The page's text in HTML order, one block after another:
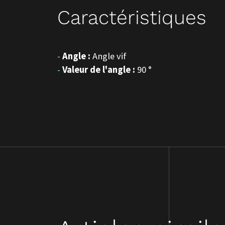
Caractéristiques
Angle : Angle vif
Valeur de l'angle : 90 °